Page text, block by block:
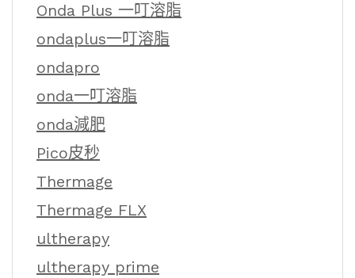
Onda Plus 一叮溶脂
ondaplus一叮溶脂
ondapro
onda一叮溶脂
onda減肥
Pico皮秒
Thermage
Thermage FLX
ultherapy
ultherapy prime